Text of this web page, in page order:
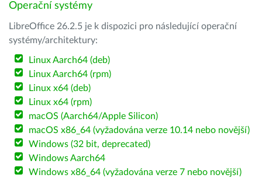
Operační systémy
LibreOffice 26.2.5 je k dispozici pro následující operační
systémy/architektury:
Linux Aarch64 (deb)
Linux Aarch64 (rpm)
Linux x64 (deb)
Linux x64 (rpm)
macOS (Aarch64/Apple Silicon)
macOS x86_64 (vyžadována verze 10.14 nebo novější)
Windows (32 bit, deprecated)
Windows Aarch64
Windows x86_64 (vyžadována verze 7 nebo novější)